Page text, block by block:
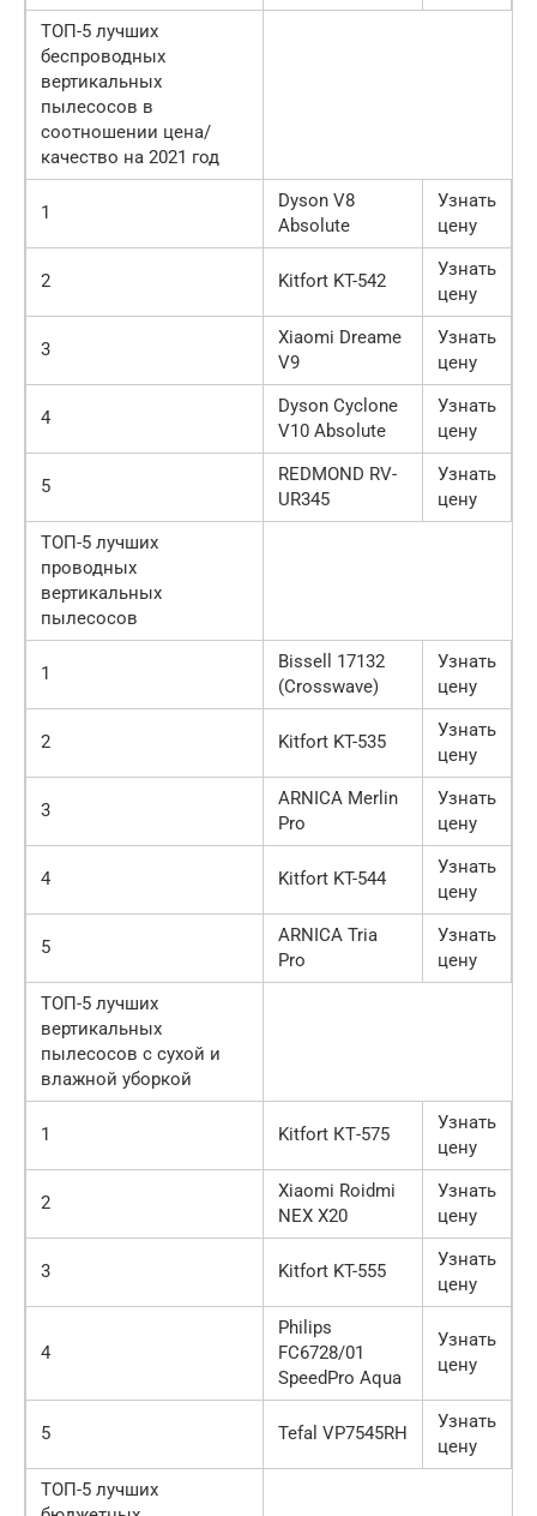
ТОП-5 лучших
беспроводных
вертикальных
пылесосов в
соотношении цена/
качество на 2021 год
1
Dyson V8
Absolute
Узнать
цену
2 Kitfort KT-542
Узнать
цену
3
Xiaomi Dreame
V9
Узнать
цену
4
Dyson Cyclone
V10 Absolute
Узнать
цену
5
REDMOND RV-
UR345
Узнать
цену
ТОП-5 лучших
проводных
вертикальных
пылесосов
1
Bissell 17132
(Crosswave)
Узнать
цену
2 Kitfort KT-535
Узнать
цену
3
ARNICA Merlin
Pro
Узнать
цену
4 Kitfort KT-544
Узнать
цену
5
ARNICA Tria
Pro
Узнать
цену
ТОП-5 лучших
вертикальных
пылесосов с сухой и
влажной уборкой
1 Kitfort КТ-575
Узнать
цену
2
Xiaomi Roidmi
NEX X20
Узнать
цену
3 Kitfort KT-555
Узнать
цену
4
Philips
FC6728/01
SpeedPro Aqua
Узнать
цену
5 Tefal VP7545RH
Узнать
цену
ТОП-5 лучших